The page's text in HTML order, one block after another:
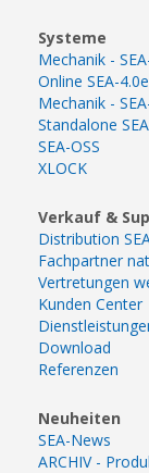
Systeme
Mechanik -
Online SEA-4.0e
Mechanik -
Standalone
SEA-OSS
XLOCK
Verkauf &
Distribution
Fachpartner
Vertretungen
Kunden Center
Download
Referenzen
Neuheiten
SEA-News
ARCHIV -